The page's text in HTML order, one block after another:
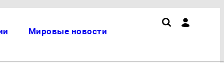
Мировые новости